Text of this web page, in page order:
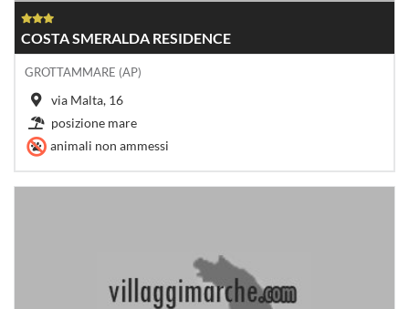
COSTA SMERALDA RESIDENCE
GROTTAMMARE (AP)
via Malta, 16
posizione mare
animali non ammessi